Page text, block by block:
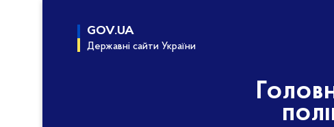
GOV.UA
Державні сайти України